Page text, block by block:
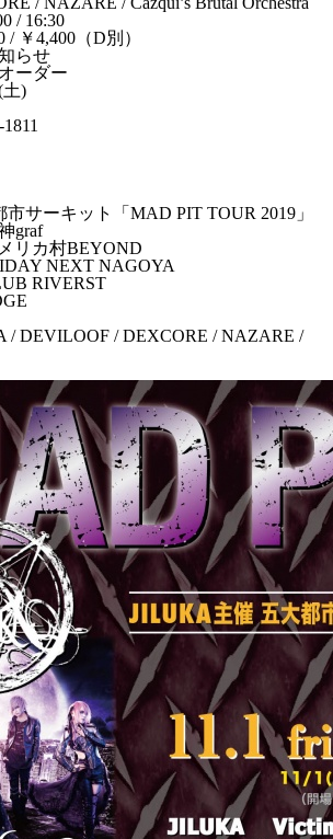
/ 16:30
￥4,400（D別）
らせ
ーダー
土)
サーキット「MAD PIT TOUR 2019」
graf
リカ村BEYOND
NEXT NAGOYA
RIVERST
/ DEVILOOF / DEXCORE / NAZARE /